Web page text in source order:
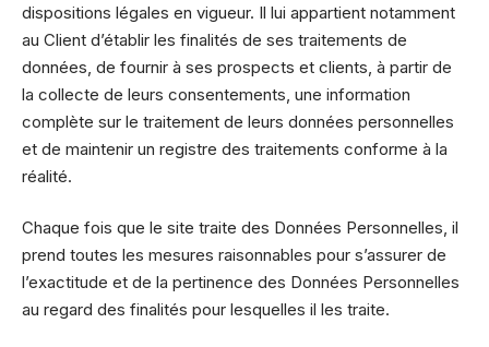
dispositions légales en vigueur. Il lui appartient notamment
au Client d’établir les finalités de ses traitements de
données, de fournir à ses prospects et clients, à partir de
la collecte de leurs consentements, une information
complète sur le traitement de leurs données personnelles
et de maintenir un registre des traitements conforme à la
réalité.
Chaque fois que le site traite des Données Personnelles, il
prend toutes les mesures raisonnables pour s’assurer de
l’exactitude et de la pertinence des Données Personnelles
au regard des finalités pour lesquelles il les traite.